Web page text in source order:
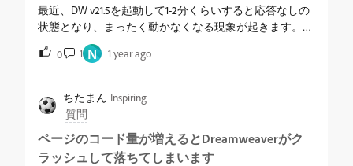
ます。すると、「&amp;lt;p
class=&amp;quot;open_btn&amp;quot;&amp;gt;もっと見る
&amp;lt;/p&amp;gt;」とペーストされてしまいます。おそ
らく「コード」側ではなく、なぜか「デザイン」側にペ
ーストしているような挙動になるようです。カーソルが
デザインに移動しないように、コード側のペースとした
い場所の上の行などに「aaa」など捨て文字を打ってか
らペーストしてもうまく行ったり行かなかったり挙動が
安定しません。&nbsp;コピペだけの問題ではなく、コー
ドを選択してコピーした場合も、カーソルが別の場所に
最近、DW v21.5を起動して1-2分くらいすると応答なしの
状態となり、まったく動かなくなる現象が起きます。ロ
ーカル環境でも同様の状態です。環境設定の再構築、サ
イトキャッシュなど試しましたが改善せず。&nbsp;ダウ
ングレードをしようと、21.4をインストールしましたが
今度はDW自体が立ち上がりません。バックグラウンド
プロセスで動いている状態です。環境設定の再構築
（Windows＋Ctrl＋Shiftキー）を押してダブルクリックを
しても、メッセージが立ち上がらず無反応のため、環境
設定の再構築もできません。&nbsp;解決方法はあるでし
0 1 N 1 year ago
ちたまん Inspiring
質問
ページのコード量が増えるとDreamweaverがク
ラッシュして落ちてしまいます